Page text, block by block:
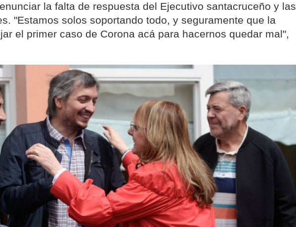
la falta de respuesta del Ejecutivo santacruceño y las
"Estamos solos soportando todo, y seguramente que la
el primer caso de Corona acá para hacernos quedar mal",